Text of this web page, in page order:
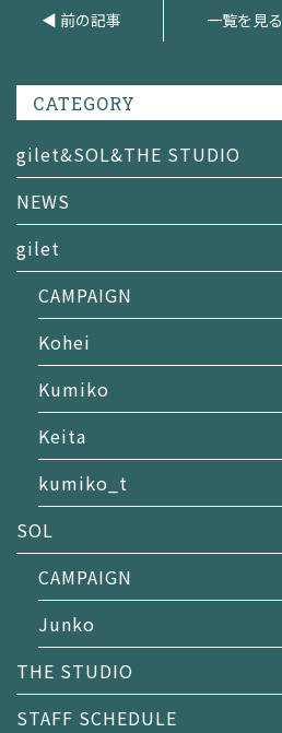
◀ 前の記事 一覧を見る
CATEGORY
gilet&SOL&THE STUDIO
NEWS
gilet
CAMPAIGN
Kohei
Kumiko
Keita
kumiko_t
SOL
CAMPAIGN
Junko
THE STUDIO
STAFF SCHEDULE